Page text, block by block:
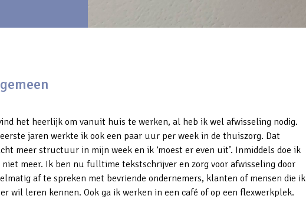
het heerlijk om vanuit huis te werken, al heb ik wel afwisseling nodig.
jaren werkte ik ook een paar uur per week in de thuiszorg. Dat
meer structuur in mijn week en ik ‘moest er even uit’. Inmiddels doe ik
niet meer. Ik ben nu fulltime tekstschrijver en zorg voor afwisseling door
af te spreken met bevriende ondernemers, klanten of mensen die ik
wil leren kennen. Ook ga ik werken in een café of op een flexwerkplek.